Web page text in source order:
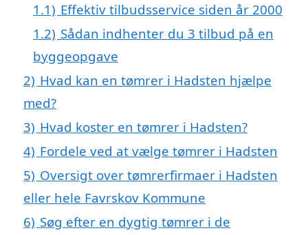
1.1) Effektiv tilbudsservice siden år 2000
1.2) Sådan indhenter du 3 tilbud på en
byggeopgave
2) Hvad kan en tømrer i Hadsten hjælpe
med?
3) Hvad koster en tømrer i Hadsten?
4) Fordele ved at vælge tømrer i Hadsten
5) Oversigt over tømrerfirmaer i Hadsten
eller hele Favrskov Kommune
6) Søg efter en dygtig tømrer i de